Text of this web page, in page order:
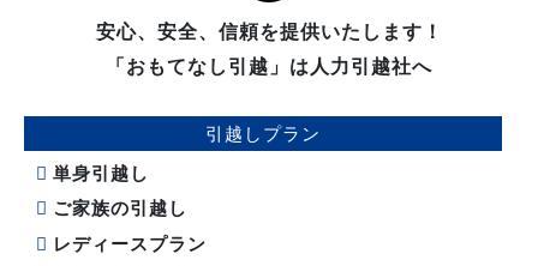
安心、安全、信頼を提供いたします！
「おもてなし引越」は人力引越社へ
引越しプラン
単身引越し
ご家族の引越し
レディースプラン